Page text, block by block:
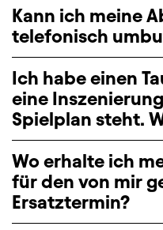
Kann ich meine
telefonisch
Ich habe einen
eine
Spielplan steht.
Wo erhalte ich
für den von mir
Ersatztermin?